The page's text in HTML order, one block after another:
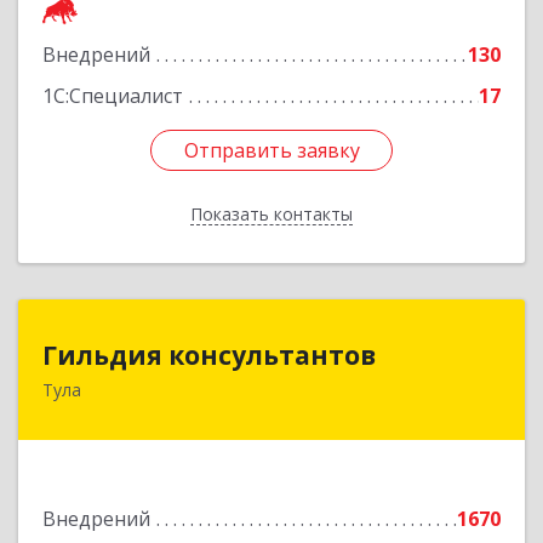
Внедрений
130
1С:Специалист
17
Отправить заявку
Показать контакты
Отправить заявку
Назад
Гильдия консультантов
Тула
Внедрений 1670
300034, Тульская об, Тула г, Вересаева ул, дом